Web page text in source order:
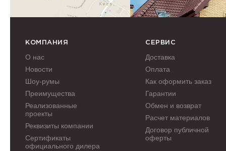
КОМПАНИЯ
О нас
Новости
Шоу-румы
Преимущества
Реализованные
проекты
Реквизиты компании
Сертификаты
официального дилера
СЕРВИС
Доставка
Оплата
Как оформить заказ
Гарантии
Обмен и возврат
Расчет материалов
Договор публичной
оферты